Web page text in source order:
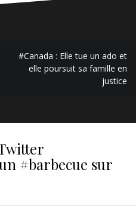
#Canada : Elle tue un ado et
elle poursuit sa famille en
justice
#barbecue sur